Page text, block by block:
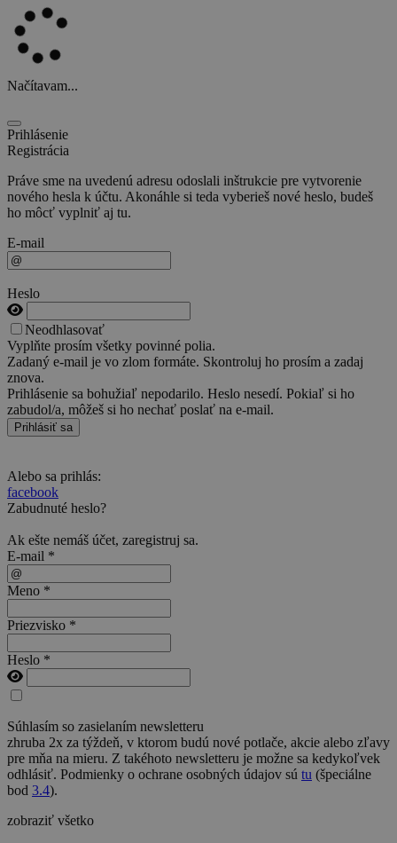
Načítavam...
Prihlásenie
Registrácia
Práve sme na uvedenú adresu odoslali inštrukcie pre vytvorenie
nového hesla k účtu. Akonáhle si teda vyberieš nové heslo, budeš
ho môcť vyplniť aj tu.
E-mail
Heslo
Neodhlasovať
Vyplňte prosím všetky povinné polia.
Zadaný e-mail je vo zlom formáte. Skontroluj ho prosím a zadaj
znova.
Prihlásenie sa bohužiaľ nepodarilo. Heslo nesedí. Pokiaľ si ho
zabudol/a, môžeš si ho nechať poslať na e-mail.
Prihlásiť sa
Alebo sa prihlás:
facebook
Zabudnuté heslo?
Ak ešte nemáš účet, zaregistruj sa.
E-mail *
Meno *
Priezvisko *
Heslo *
Súhlasím so zasielaním newsletteru
zhruba 2x za týždeň, v ktorom budú nové potlače, akcie alebo zľavy
pre mňa na mieru. Z takéhoto newsletteru je možne sa kedykoľvek
odhlásiť. Podmienky o ochrane osobných údajov sú tu (špeciálne
bod 3.4).
zobraziť všetko